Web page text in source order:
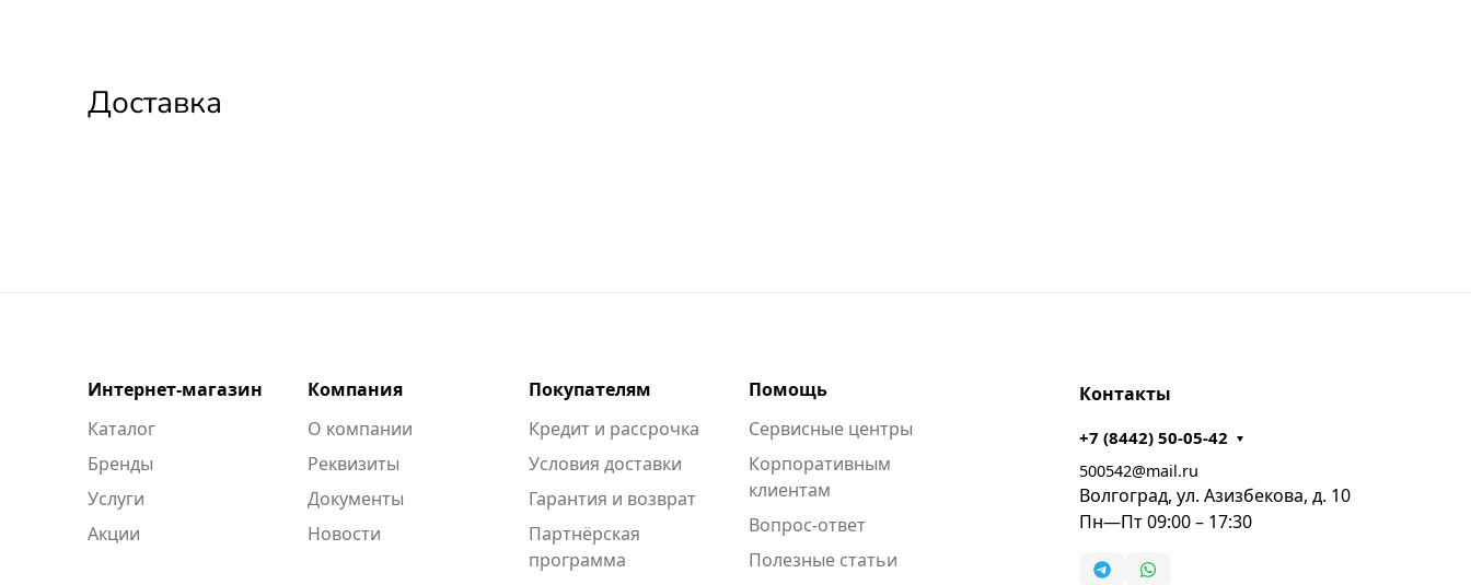
Доставка
Интернет-магазин
Каталог
Бренды
Услуги
Акции
Компания
О компании
Реквизиты
Документы
Новости
Покупателям
Кредит и рассрочка
Условия доставки
Гарантия и возврат
Партнёрская
программа
Помощь
Сервисные центры
Корпоративным
клиентам
Вопрос-ответ
Полезные статьи
Контакты
+7 (8442) 50-05-42
500542@mail.ru
Волгоград, ул. Азизбекова, д. 10
Пн—Пт 09:00 – 17:30